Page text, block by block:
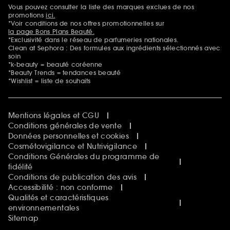
Sephora Beautiful Club
Clean at Sephora
Idées & Inspirations Beauté
Mentions additionnelles
Vous pouvez consulter la liste des marques exclues de nos
promotionsici.
*Voir conditions de nos offres promotionnelles sur
la page Bons Plans Beauté.
*Exclusivité dans le réseau de parfumeries nationales.
Clean at Sephora : Des formules aux ingrédients sélectionnés avec
soin
*k-beauty = beauté coréenne
*Beauty Trends = tendances beauté
*Wishlist = liste de souhaits
Mentions légales et CGU
Conditions générales de vente
Données personnelles et cookies
Cosmétovigilance et Nutrivigilance
Conditions Générales du programme de
fidélité
Conditions de publication des avis
Accessibilité : non conforme
Qualités et caractéristiques
environnementales
Sitemap